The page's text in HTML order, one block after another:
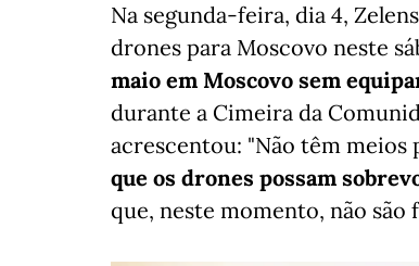
Na segunda-feira, dia 4,
drones para Moscovo neste
maio em Moscovo sem
durante a Cimeira da
acrescentou: "Não têm
que os drones possam
que, neste momento, não são